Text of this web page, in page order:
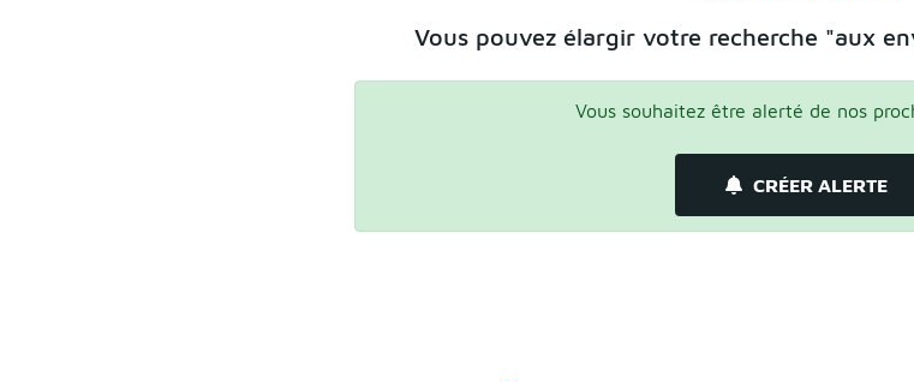
Vous pouvez élargir votre recherche "aux
Vous souhaitez être alerté de nos
CRÉER ALERTE